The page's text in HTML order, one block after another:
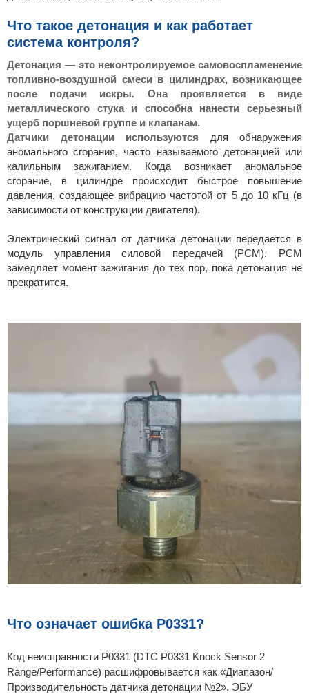
Что такое детонация и как работает
система контроля?
Детонация — это неконтролируемое самовоспламенение
топливно-воздушной смеси в цилиндрах, возникающее
после подачи искры. Она проявляется в виде
металлического стука и способна нанести серьезный
ущерб поршневой группе и клапанам.
Датчики детонации используются для обнаружения
аномального сгорания, часто называемого детонацией или
калильным зажиганием. Когда возникает аномальное
сгорание, в цилиндре происходит быстрое повышение
давления, создающее вибрацию частотой от 5 до 10 кГц (в
зависимости от конструкции двигателя).
Электрический сигнал от датчика детонации передается в
модуль управления силовой передачей (PCM). PCM
замедляет момент зажигания до тех пор, пока детонация не
прекратится.
Что означает ошибка P0331?
Код неисправности P0331 (DTC P0331 Knock Sensor 2
Range/Performance) расшифровывается как «Диапазон/
Производительность датчика детонации №2». ЭБУ